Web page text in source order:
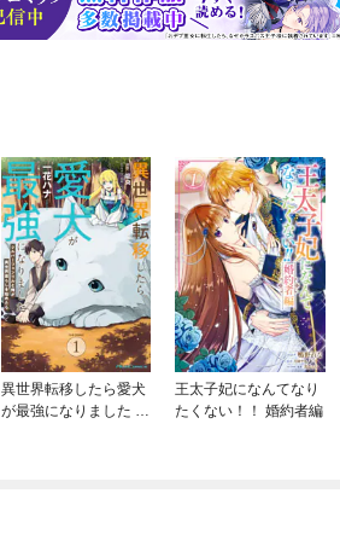
異世界転移したら愛犬
が最強になりました ～
王太子妃になんてなり
たくない！！ 婚約者編